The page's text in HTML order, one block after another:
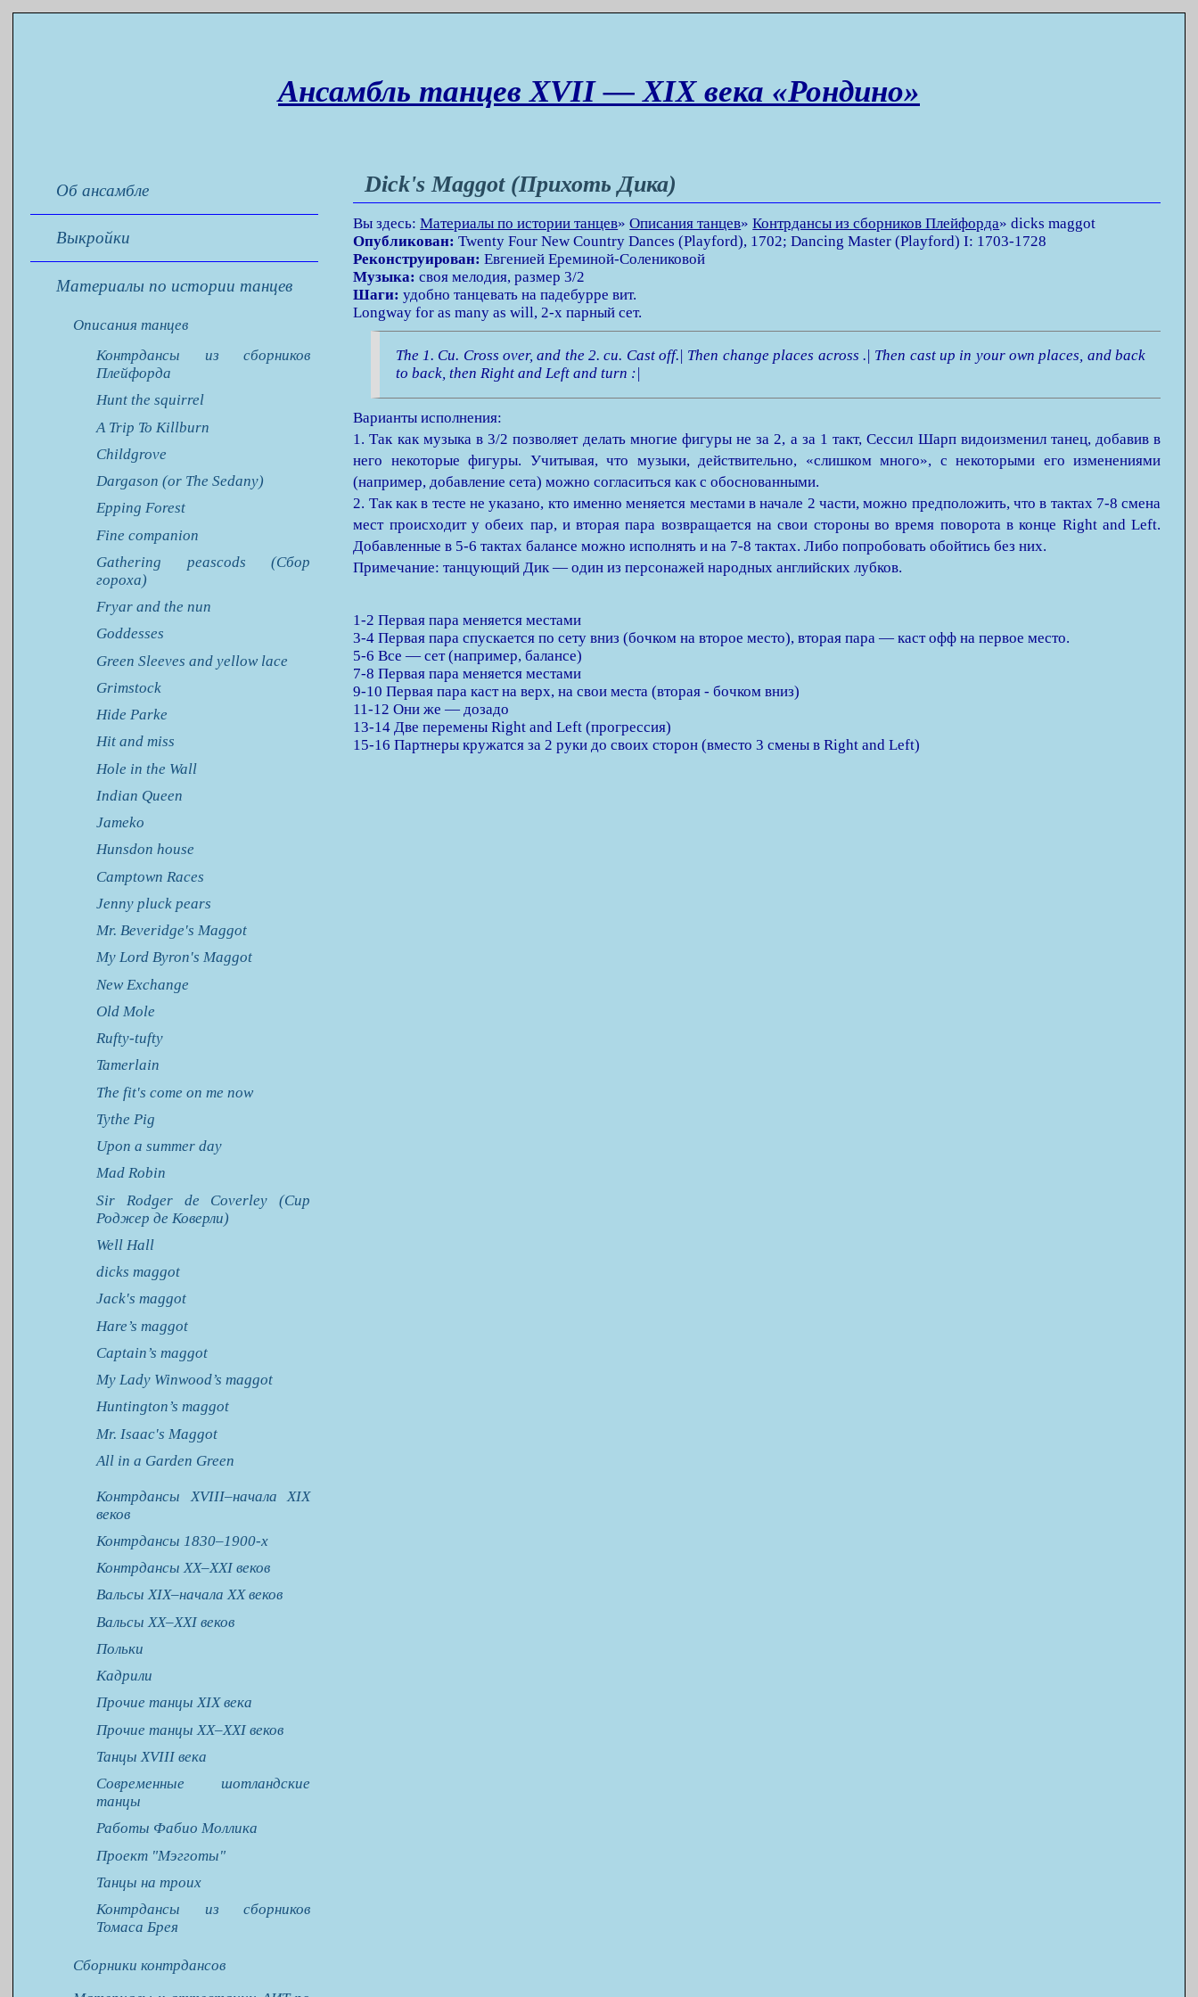
Ансамбль танцев XVII — XIX века «Рондино»
Об ансамбле
Выкройки
Материалы по истории танцев
Описания танцев
Контрдансы из сборников
Плейфорда
Hunt the squirrel
A Trip To Killburn
Childgrove
Dargason (or The Sedany)
Epping Forest
Fine companion
Gathering peascods (Сбор
гороха)
Fryar and the nun
Goddesses
Green Sleeves and yellow lace
Grimstock
Hide Parke
Hit and miss
Hole in the Wall
Indian Queen
Jameko
Hunsdon house
Camptown Races
Jenny pluck pears
Mr. Beveridge's Maggot
My Lord Byron's Maggot
New Exchange
Old Mole
Rufty-tufty
Tamerlain
The fit's come on me now
Tythe Pig
Upon a summer day
Mad Robin
Sir Rodger de Coverley (Сир
Роджер де Коверли)
Well Hall
dicks maggot
Jack's maggot
Hare’s maggot
Captain’s maggot
My Lady Winwood’s maggot
Huntington’s maggot
Mr. Isaac's Maggot
All in a Garden Green
Контрдансы XVIII–начала XIX
веков
Контрдансы 1830–1900-х
Контрдансы XX–XXI веков
Вальсы XIX–начала XX веков
Вальсы XX–XXI веков
Польки
Кадрили
Прочие танцы XIX века
Прочие танцы XX–XXI веков
Танцы XVIII века
Современные шотландские
танцы
Работы Фабио Моллика
Проект "Мэгготы"
Танцы на троих
Контрдансы из сборников
Томаса Брея
Сборники контрдансов
Dick's Maggot (Прихоть Дика)
Вы здесь:Материалы по истории танцев»Описания танцев»Контрдансы из сборников Плейфорда»dicks maggot
Опубликован: Twenty Four New Country Dances (Playford), 1702; Dancing Master (Playford) I: 1703-1728
Реконструирован: Евгенией Ереминой-Солениковой
Музыка: своя мелодия, размер 3/2
Шаги: удобно танцевать на падебурре вит.
Longway for as many as will, 2-х парный сет.
The 1. Cu. Cross over, and the 2. cu. Cast off.| Then change places across .| Then cast up in your own places, and back
to back, then Right and Left and turn :|
Варианты исполнения:
1. Так как музыка в 3/2 позволяет делать многие фигуры не за 2, а за 1 такт, Сессил Шарп видоизменил танец, добавив в
него некоторые фигуры. Учитывая, что музыки, действительно, «слишком много», с некоторыми его изменениями
(например, добавление сета) можно согласиться как с обоснованными.
2. Так как в тесте не указано, кто именно меняется местами в начале 2 части, можно предположить, что в тактах 7-8 смена
мест происходит у обеих пар, и вторая пара возвращается на свои стороны во время поворота в конце Right and Left.
Добавленные в 5-6 тактах балансе можно исполнять и на 7-8 тактах. Либо попробовать обойтись без них.
Примечание: танцующий Дик — один из персонажей народных английских лубков.
1-2 Первая пара меняется местами
3-4 Первая пара спускается по сету вниз (бочком на второе место), вторая пара — каст офф на первое место.
5-6 Все — сет (например, балансе)
7-8 Первая пара меняется местами
9-10 Первая пара каст на верх, на свои места (вторая - бочком вниз)
11-12 Они же — дозадо
13-14 Две перемены Right and Left (прогрессия)
15-16 Партнеры кружатся за 2 руки до своих сторон (вместо 3 смены в Right and Left)